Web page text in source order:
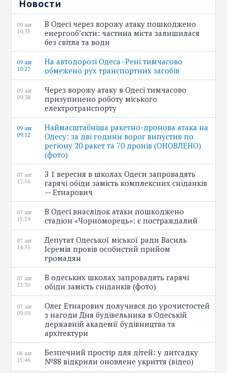
Новости
09 авг
10:35
В Одесі через ворожу атаку пошкоджено
енергооб’єкти: частина міста залишилася
без світла та води
09 авг
10:27
На автодорозі Одеса–Рені тимчасово
обмежено рух транспортних засобів
09 авг
09:38
Через ворожу атаку в Одесі тимчасово
призупинено роботу міського
електротранспорту
09 авг
09:12
Наймасштабніша ракетно-дронова атака на
Одесу: за дві години ворог випустив по
регіону 20 ракет та 70 дронів (ОНОВЛЕНО)
(фото)
07 авг
17:56
З 1 вересня в школах Одеси запровадять
гарячі обіди замість комплексних сніданків
— Етнарович
07 авг
15:59
В Одесі внаслідок атаки пошкоджено
стадіон «Чорноморець»: є постраждалий
07 авг
14:51
Депутат Одеської міської ради Василь
Ієремія провів особистий прийом
громадян
07 авг
12:30
В одеських школах запровадять гарячі
обіди замість сніданків (фото)
07 авг
09:09
Олег Етнарович долучився до урочистостей
з нагоди Дня будівельника в Одеській
державній академії будівництва та
архітектури
06 авг
15:46
Безпечний простір для дітей: у дитсадку
№88 відкрили оновлене укриття (відео)